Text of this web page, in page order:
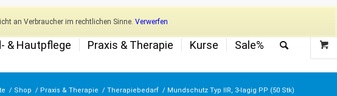
an Verbraucher im rechtlichen Sinne. Verwerfen
Newsletter Mein Konto
& Hautpflege Praxis & Therapie Kurse Sale%
/ Shop / Praxis & Therapie / Therapiebedarf / Mundschutz Typ IIR, 3-lagig PP (50 Stk)